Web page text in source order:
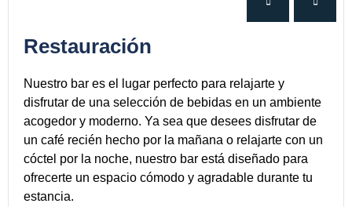
Restauración
Nuestro bar es el lugar perfecto para relajarte y
disfrutar de una selección de bebidas en un ambiente
acogedor y moderno. Ya sea que desees disfrutar de
un café recién hecho por la mañana o relajarte con un
cóctel por la noche, nuestro bar está diseñado para
ofrecerte un espacio cómodo y agradable durante tu
estancia.